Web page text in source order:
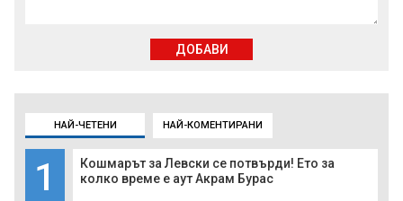
НАЙ-ЧЕТЕНИ НАЙ-КОМЕНТИРАНИ
1
Кошмарът за Левски се потвърди! Ето за
колко време е аут Акрам Бурас
ДОБАВИ